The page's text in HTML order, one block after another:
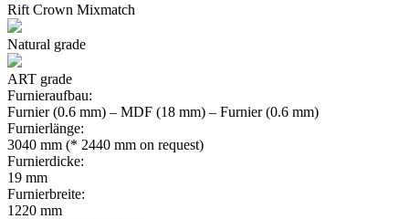
Rift Crown Mixmatch
Natural grade
ART grade
Furnieraufbau:
Furnier (0.6 mm) – MDF (18 mm) – Furnier (0.6 mm)
Furnierlänge:
3040 mm (* 2440 mm on request)
Furnierdicke:
19 mm
Furnierbreite:
1220 mm